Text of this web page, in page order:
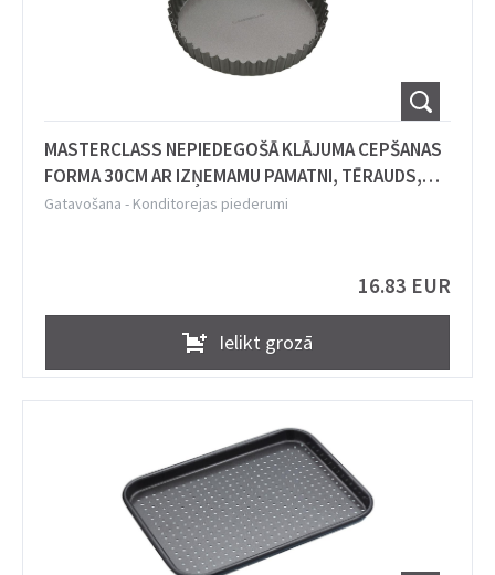
MASTERCLASS NEPIEDEGOŠĀ KLĀJUMA CEPŠANAS
FORMA 30CM AR IZŅEMAMU PAMATNI, TĒRAUDS,
Masterclass
Gatavošana - Konditorejas piederumi
16.83 EUR
Ielikt grozā